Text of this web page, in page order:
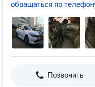
обращаться по
Позвонить